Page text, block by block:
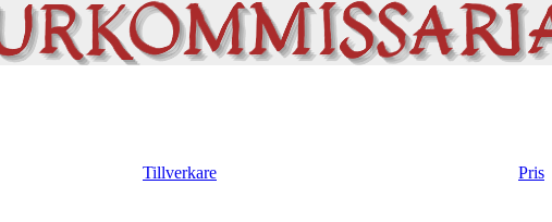
Tillverkare Pris